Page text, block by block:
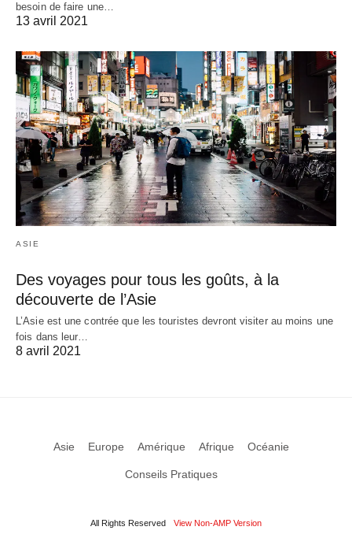
besoin de faire une…
13 avril 2021
ASIE
Des voyages pour tous les goûts, à la
découverte de l’Asie
L’Asie est une contrée que les touristes devront visiter au moins une
fois dans leur…
8 avril 2021
Asie Europe Amérique Afrique Océanie
Conseils Pratiques
All Rights Reserved View Non-AMP Version